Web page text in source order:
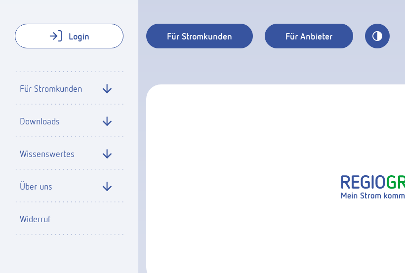
Login
Für Stromkunden
Downloads
Wissenswertes
Über uns
Widerruf
Für Stromkunden Für Anbieter